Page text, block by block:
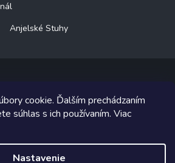
cookie. Ďalším prechádzaním
súhlas s ich používaním. Viac
Nastavenie
Anjelské Stuhy
Stuhy. Všetky práva vyhradené.
na Shoptet implementoval
Shoptetak.cz.